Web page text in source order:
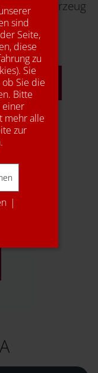
Oldtimer
mehr Info
sind
Seite,
diese
zu
Sie
Sie die
Bitte
einer
mehr alle
zur
|